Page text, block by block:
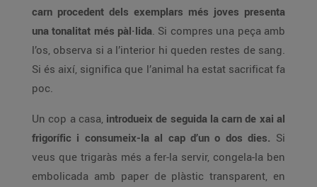
carn procedent dels exemplars més joves presenta
una tonalitat més pàl·lida. Si compres una peça amb
l’os, observa si a l’interior hi queden restes de sang.
Si és així, significa que l’animal ha estat sacrificat fa
poc.
Un cop a casa, introdueix de seguida la carn de xai al
frigorífic i consumeix-la al cap d’un o dos dies. Si
veus que trigaràs més a fer-la servir, congela-la ben
embolicada amb paper de plàstic transparent, en